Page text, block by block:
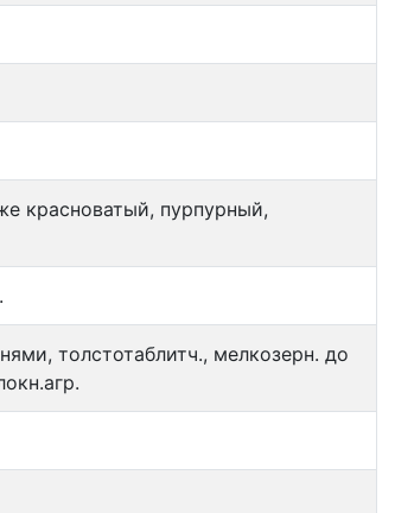
красноватый, пурпурный,
толстотаблитч., мелкозерн. до